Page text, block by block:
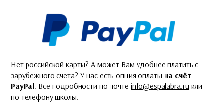
Нет российской карты? А может Вам удобнее платить с
зарубежного счета? У нас есть опция оплаты на счёт
PayPal . Все подробности по почте info@espalabra.ru или
по телефону школы.